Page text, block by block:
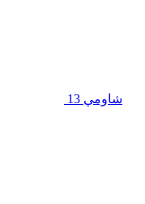
شاومي 13